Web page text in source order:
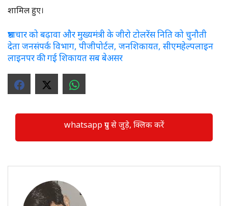
शामिल हुए।
भ्रष्टाचार को बढ़ावा और मुख्यमंत्री के जीरो टोलरेंस निति को चुनौती
देता जनसंपर्क विभाग, पीजीपोर्टल, जनशिकायत, सीएमहेल्पलाइन
लाइनपर की गई शिकायत सब बेअसर
whatsapp ग्रुप से जुड़े, क्लिक करें